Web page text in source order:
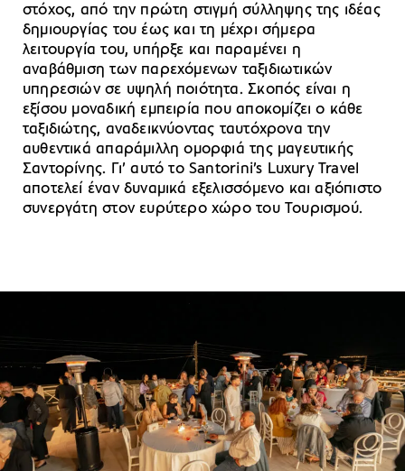
στόχος, από την πρώτη στιγμή σύλληψης της ιδέας
δημιουργίας του έως και τη μέχρι σήμερα
λειτουργία του, υπήρξε και παραμένει η
αναβάθμιση των παρεχόμενων ταξιδιωτικών
υπηρεσιών σε υψηλή ποιότητα. Σκοπός είναι η
εξίσου μοναδική εμπειρία που αποκομίζει ο κάθε
ταξιδιώτης, αναδεικνύοντας ταυτόχρονα την
αυθεντικά απαράμιλλη ομορφιά της μαγευτικής
Σαντορίνης. Γι’ αυτό το Santorini’s Luxury Travel
αποτελεί έναν δυναμικά εξελισσόμενο και αξιόπιστο
συνεργάτη στον ευρύτερο χώρο του Τουρισμού.